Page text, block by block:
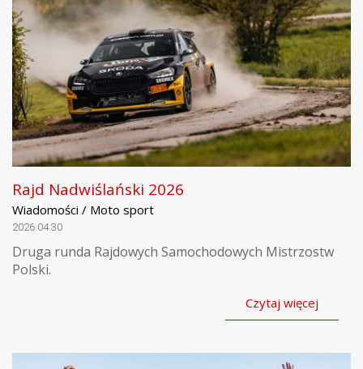
Rajd Nadwiślański 2026
Wiadomości / Moto sport
2026.04.30
Druga runda Rajdowych Samochodowych Mistrzostw
Polski.
Czytaj więcej